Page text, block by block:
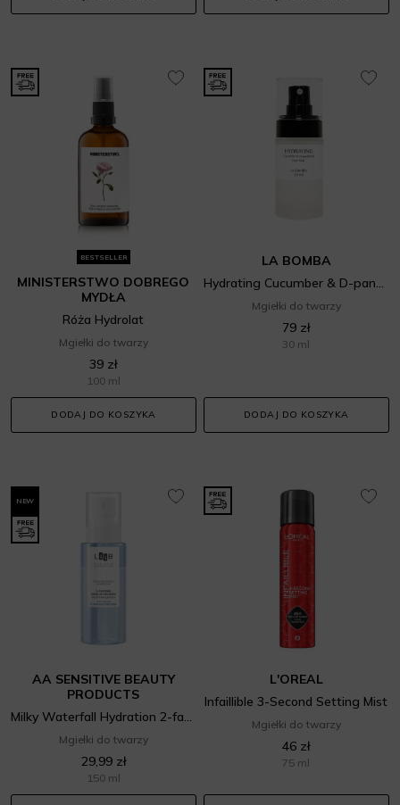
BESTSELLER
MINISTERSTWO DOBREGO
MYDŁA
Róża Hydrolat
Mgiełki do twarzy
39 zł
100 ml
DODAJ DO KOSZYKA
LA BOMBA
Hydrating Cucumber & D-pantenol Mist
Mgiełki do twarzy
79 zł
30 ml
DODAJ DO KOSZYKA
NEW
AA SENSITIVE BEAUTY
PRODUCTS
Milky Waterfall Hydration 2-fazowa esencja-mgiełka multinawilżająca
Mgiełki do twarzy
29,99 zł
150 ml
L'OREAL
Infaillible 3-Second Setting Mist
Mgiełki do twarzy
46 zł
75 ml